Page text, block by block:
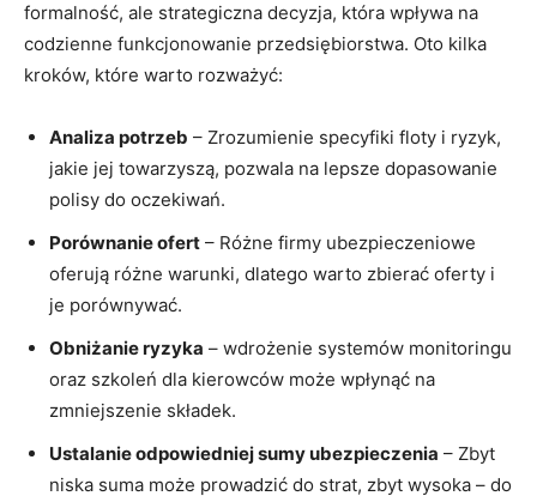
formalność, ale strategiczna decyzja, która wpływa na
codzienne funkcjonowanie przedsiębiorstwa. Oto kilka
kroków, które warto rozważyć:
Analiza potrzeb – Zrozumienie specyfiki floty i ryzyk,
jakie jej towarzyszą, pozwala na lepsze dopasowanie
polisy do oczekiwań.
Porównanie ofert – Różne firmy ubezpieczeniowe
oferują różne warunki, dlatego warto zbierać oferty i
je porównywać.
Obniżanie ryzyka – wdrożenie systemów monitoringu
oraz szkoleń dla kierowców może wpłynąć na
zmniejszenie składek.
Ustalanie odpowiedniej sumy ubezpieczenia – Zbyt
niska suma może prowadzić do strat, zbyt wysoka – do